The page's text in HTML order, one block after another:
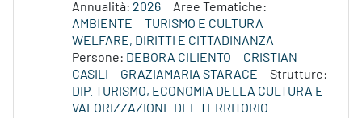
Annualità: 2026
Aree Tematiche:
AMBIENTE
TURISMO E CULTURA
WELFARE, DIRITTI E CITTADINANZA
Persone: DEBORA CILIENTO
CRISTIAN
CASILI
GRAZIAMARIA STARACE
Strutture:
DIP. TURISMO, ECONOMIA DELLA CULTURA E
VALORIZZAZIONE DEL TERRITORIO